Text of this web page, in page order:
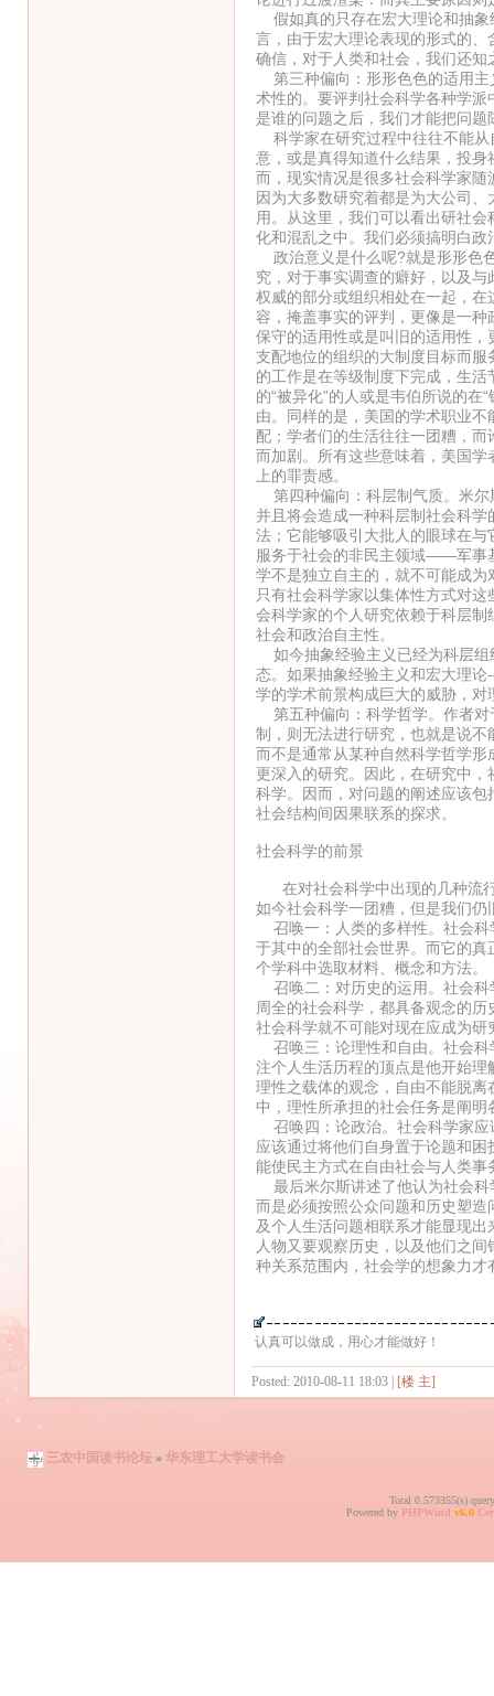
假如真的只存在宏大理论和抽象
言，由于宏大理论表现的形式的
确信，对于人类和社会，我们还知
第三种偏向：形形色色的适用主
术性的。要评判社会科学各种学
是谁的问题之后，我们才能把问题
科学家在研究过程中往往不能从
意，或是真得知道什么结果，投
而，现实情况是很多社会科学家
因为大多数研究着都是为大公司
用。从这里，我们可以看出研社
化和混乱之中。我们必须搞明白政
政治意义是什么呢?就是形形色
究，对于事实调查的癖好，以及
权威的部分或组织相处在一起，
容，掩盖事实的评判，更像是一
保守的适用性或是叫旧的适用性
支配地位的组织的大制度目标而
的工作是在等级制度下完成，生
的“被异化”的人或是韦伯所说的
由。同样的是，美国的学术职业
配；学者们的生活往往一团糟，
而加剧。所有这些意味着，美国
上的罪责感。
第四种偏向：科层制气质。米尔
并且将会造成一种科层制社会科
法；它能够吸引大批人的眼球在
服务于社会的非民主领域——军事
学不是独立自主的，就不可能成
只有社会科学家以集体性方式对
会科学家的个人研究依赖于科层
社会和政治自主性。
如今抽象经验主义已经为科层组
态。如果抽象经验主义和宏大理
学的学术前景构成巨大的威胁，
第五种偏向：科学哲学。作者对
制，则无法进行研究，也就是说
而不是通常从某种自然科学哲学
更深入的研究。因此，在研究中
科学。因而，对问题的阐述应该
社会结构间因果联系的探求。
社会科学的前景
在对社会科学中出现的几种流行
如今社会科学一团糟，但是我们
召唤一：人类的多样性。社会科
于其中的全部社会世界。而它的
个学科中选取材料、概念和方法。
召唤二：对历史的运用。社会科
周全的社会科学，都具备观念的
社会科学就不可能对现在应成为
召唤三：论理性和自由。社会科
注个人生活历程的顶点是他开始
理性之载体的观念，自由不能脱
中，理性所承担的社会任务是阐
召唤四：论政治。社会科学家应
应该通过将他们自身置于论题和
能使民主方式在自由社会与人类
最后米尔斯讲述了他认为社会科
而是必须按照公众问题和历史塑
及个人生活问题相联系才能显现
人物又要观察历史，以及他们之
种关系范围内，社会学的想象力
认真可以做成，用心才能做好！
Posted: 2010-08-11 18:03 | [楼 主]
三农中国读书论坛 » 华东理工大学读书会
Total 0.573355(s)
Powered by PHPWind v6.0